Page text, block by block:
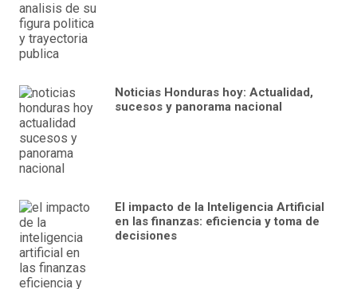
Noticias Honduras hoy: Actualidad,
sucesos y panorama nacional
El impacto de la Inteligencia Artificial
en las finanzas: eficiencia y toma de
decisiones